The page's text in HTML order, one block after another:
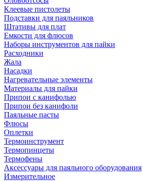
Клеевые пистолеты
Подставки для паяльников
Штативы для плат
Емкости для флюсов
Наборы инструментов для пайки
Расходники
Жала
Насадки
Нагревательные элементы
Материалы для пайки
Припои с канифолью
Припои без канифоли
Паяльные пасты
Флюсы
Оплетки
Термоинструмент
Термопинцеты
Термофены
Аксессуары для паяльного оборудования
Измерительное